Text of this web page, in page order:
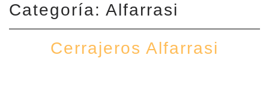
Categoría: Alfarrasi
Cerrajeros Alfarrasi